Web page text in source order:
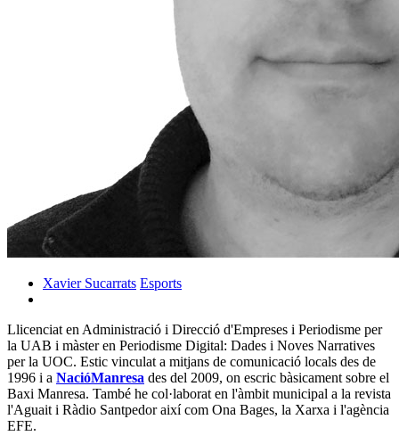
Xavier Sucarrats Esports
Llicenciat en Administració i Direcció d'Empreses i Periodisme per
la UAB i màster en Periodisme Digital: Dades i Noves Narratives
per la UOC. Estic vinculat a mitjans de comunicació locals des de
1996 i a NacióManresa des del 2009, on escric bàsicament sobre el
Baxi Manresa. També he col·laborat en l'àmbit municipal a la revista
l'Aguait i Ràdio Santpedor així com Ona Bages, la Xarxa i l'agència
EFE.